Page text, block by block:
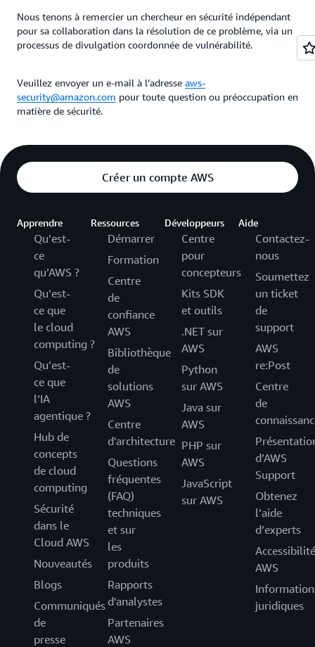
Nous tenons à remercier un chercheur en sécurité indépendant
pour sa collaboration dans la résolution de ce problème, via un
processus de divulgation coordonnée de vulnérabilité.
Veuillez envoyer un e‑mail à l’adresse aws-
security@amazon.com pour toute question ou préoccupation en
matière de sécurité.
Créer un compte AWS
Apprendre
Qu’est-
ce
qu’AWS ?
Qu’est-
ce que
le cloud
computing ?
Qu’est-
ce que
l’IA
agentique ?
Hub de
concepts
de cloud
computing
Sécurité
dans le
Cloud AWS
Nouveautés
Blogs
Communiqués
de
presse
Ressources
Démarrer
Formation
Centre
de
confiance
AWS
Bibliothèque
de
solutions
AWS
Centre
d'architecture
Questions
fréquentes
(FAQ)
techniques
et sur
les
produits
Rapports
d'analystes
Partenaires
AWS
Développeurs
Centre
pour
concepteurs
Kits SDK
et outils
.NET sur
AWS
Python
sur AWS
Java sur
AWS
PHP sur
AWS
JavaScript
sur AWS
Aide
Contactez-
nous
Soumettez
un ticket
de
support
AWS
re:Post
Centre
de
d’AWS
Support
Obtenez
l’aide
d’experts
Accessibilité
AWS
juridiques